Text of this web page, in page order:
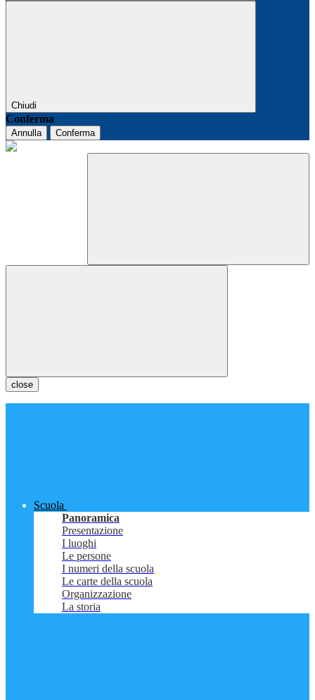
Chiudi
Conferma
Annulla Conferma
close
Scuola
Panoramica
Presentazione
I luoghi
Le persone
I numeri della scuola
Le carte della scuola
Organizzazione
La storia